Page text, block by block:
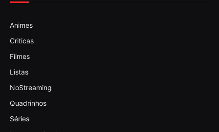
Animes
Criticas
Filmes
Listas
NoStreaming
Quadrinhos
Séries